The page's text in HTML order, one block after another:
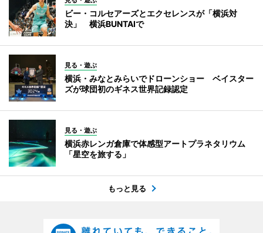
ビー・コルセアーズとエクセレンスが「横浜対
決」 横浜BUNTAIで
見る・遊ぶ
横浜・みなとみらいでドローンショー ベイスター
ズが球団初のギネス世界記録認定
見る・遊ぶ
横浜赤レンガ倉庫で体感型アートプラネタリウム
「星空を旅する」
もっと見る